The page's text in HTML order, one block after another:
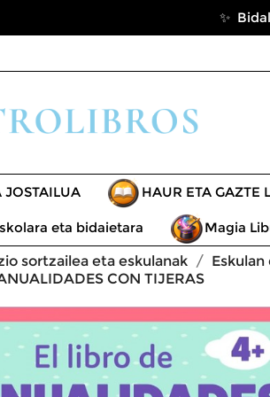
✨
JOSTAILUA HAUR ETA GAZTE
eta bidaietara Magia
sortzailea eta eskulanak
CON TIJERAS